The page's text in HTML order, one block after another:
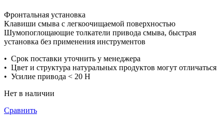
Фронтальная установка
Клавиши смыва с легкоочищаемой поверхностью
Шумопоглощающие толкатели привода смыва, быстрая
установка без применения инструментов
• Срок поставки уточнить у менеджера
• Цвет и структура натуральных продуктов могут отличаться
• Усилие привода < 20 Н
Нет в наличии
Сравнить